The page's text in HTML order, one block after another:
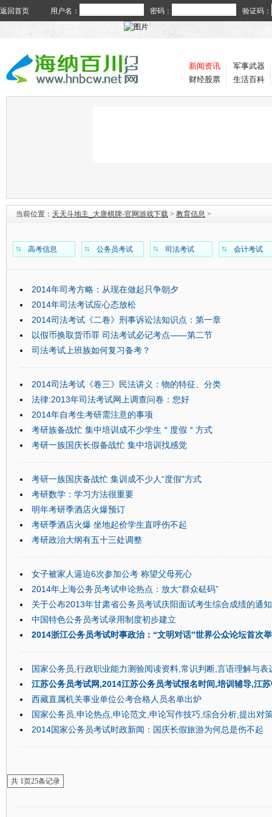
返回首页 用户名： 密码： 验证码：
新闻资讯
财经股票
军事武器
生活百科
当前位置： 天天斗地主_大唐棋牌-官网游戏下载 > 教育信息 >
高考信息 公务员考试 司法考试 会计考试
2014年司考方略：从现在做起只争朝夕
2014年司法考试应心态放松
2014司法考试《二卷》刑事诉讼法知识点：第一章
以假币换取货币罪 司法考试必记考点——第二节
司法考试上班族如何复习备考？
2014司法考试《卷三》民法讲义：物的特征、分类
法律:2013年司法考试网上调查问卷：您好
2014年自考生考研需注意的事项
考研族备战忙 集中培训成不少学生＂度假＂方式
考研一族国庆长假备战忙 集中培训找感觉
考研一族国庆备战忙 集训成不少人“度假”方式
考研数学：学习方法很重要
明年考研季酒店火爆预订
考研季酒店火爆 坐地起价学生直呼伤不起
考研政治大纲有五十三处调整
女子被家人逼迫6次参加公考 称望父母死心
2014年上海公务员考试申论热点：放大“群众砝码”
关于公布2013年甘肃省公务员考试庆阳面试考生综合成绩的通知
中国特色公务员考试录用制度初步建立
2014浙江公务员考试时事政治：“文明对话”世界公众论坛首次
国家公务员,行政职业能力测验阅读资料,常识判断,言语理解与表
江苏公务员考试网,2014江苏公务员考试报名时间,培训辅导,江
西藏直属机关事业单位公考合格人员名单出炉
国家公务员,申论热点,申论范文,申论写作技巧,综合分析,提出对
2014国家公务员考试时政新闻：国庆长假旅游为何总是伤不起
共 1页25条记录